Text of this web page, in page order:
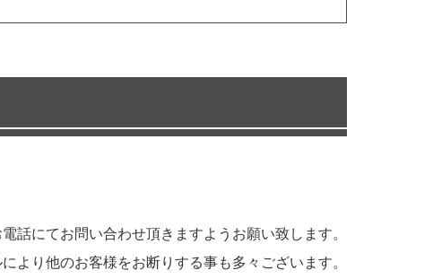
にてお問い合わせ頂きますようお願い致します。
り他のお客様をお断りする事も多々ございます。